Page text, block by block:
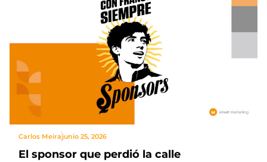
Carlos Meirajunio 25, 2026
El sponsor que perdió la calle